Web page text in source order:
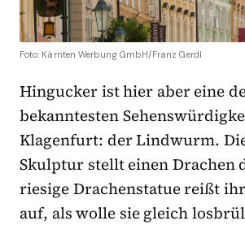
Foto: Kärnten Werbung GmbH/Franz Gerdl
Hingucker ist hier aber eine
bekanntesten
Klagenfurt: der Lindwurm.
Skulptur stellt einen Drachen
riesige Drachenstatue reißt
auf, als wolle sie gleich